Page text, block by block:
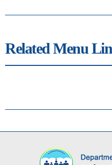
Related Menu